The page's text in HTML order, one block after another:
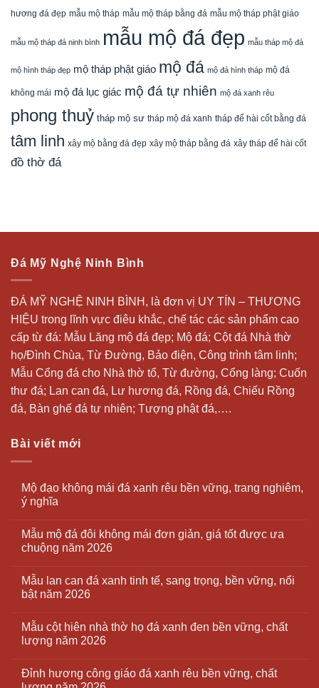
hương đá đẹp mẫu mộ tháp mẫu mộ tháp bằng đá mẫu mộ tháp phật giáo
mẫu mộ tháp đá ninh bình mẫu mộ đá đẹp mẫu tháp mộ đá
mộ hình tháp đẹp mộ tháp phật giáo mộ đá mộ đá hình tháp mộ đá
không mái mộ đá lục giác mộ đá tự nhiên mộ đá xanh rêu
phong thuỷ tháp mộ sư tháp mộ đá xanh tháp để hài cốt bằng đá
tâm linh xây mộ bằng đá đẹp xây mộ tháp bằng đá xây tháp để hài cốt
đồ thờ đá
Đá Mỹ Nghệ Ninh Bình
ĐÁ MỸ NGHỆ NINH BÌNH, là đơn vị UY TÍN – THƯƠNG
HIỆU trong lĩnh vực điêu khắc, chế tác các sản phẩm cao
cấp từ đá: Mẫu Lăng mộ đá đẹp; Mộ đá; Cột đá Nhà thờ
họ/Đình Chùa, Từ Đường, Bảo điện, Công trình tâm linh;
Mẫu Cổng đá cho Nhà thờ tổ, Từ đường, Cổng làng; Cuốn
thư đá; Lan can đá, Lư hương đá, Rồng đá, Chiếu Rồng
đá, Bàn ghế đá tự nhiên; Tượng phật đá,….
Bài viết mới
Mộ đạo không mái đá xanh rêu bền vững, trang nghiêm,
ý nghĩa
Mẫu mộ đá đôi không mái đơn giản, giá tốt được ưa
chuộng năm 2026
Mẫu lan can đá xanh tinh tế, sang trọng, bền vững, nổi
bật năm 2026
Mẫu cột hiên nhà thờ họ đá xanh đen bền vững, chất
lượng năm 2026
Đỉnh hương công giáo đá xanh rêu bền vững, chất